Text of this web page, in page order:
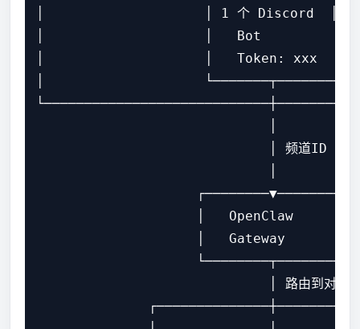
│                    │ 1 个 Discord
│                    │   Bot
│                    │   Token: xxx
│
│ 频道ID →
                    ┌────────▼────────┐
                    │   OpenClaw     │
                    │   Gateway      │
                    └────────┬────────┘
│ 路由到对应